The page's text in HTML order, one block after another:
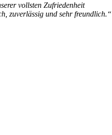
vollsten Zufriedenheit
zuverlässig und sehr freundlich.“